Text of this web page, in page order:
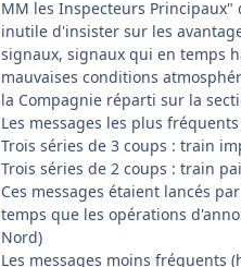
MM les Inspecteurs
inutile d'insister sur les
signaux, signaux qui en temps
mauvaises conditions
la Compagnie réparti sur la
Les messages les plus
Trois séries de 3 coups : train
Trois séries de 2 coups : train
Ces messages étaient lancés
temps que les opérations
Nord)
Les messages moins fréquents